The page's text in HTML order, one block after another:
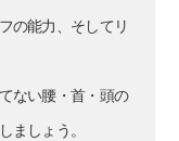
の能力、そしてリ
ない腰・首・頭の
ましょう。